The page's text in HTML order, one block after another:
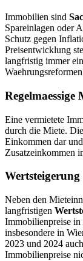
Immobilien sind
Spareinlagen oder
Schutz gegen
Preisentwicklung
langfristig immer
Regelmaessige
Eine vermietete
durch die Miete.
Einkommen dar
Zusatzeinkommen
Wertsteigerung
Neben den
langfristigen
Immobilienpreise in
insbesondere in
2023 und 2024
Immobilienpreise